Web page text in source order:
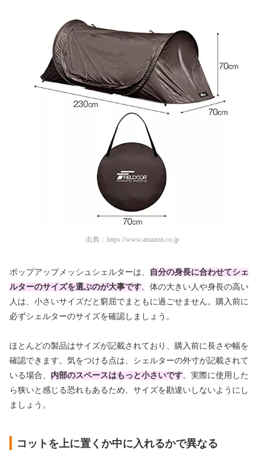
出典： https://www.amazon.co.jp
ポップアップメッシュシェルターは、
自分の身長に合わせてシェ
ルターのサイズを選ぶのが大事です。体の大きい人や身長の高い
人は、小さいサイズだと窮屈でまともに過ごせません。購入前に
必ずシェルターのサイズを確認しましょう。
ほとんどの製品はサイズが記載されており、購入前に長さや幅を
確認できます。気をつける点は、シェルターの外寸が記載されて
いる場合、 内部のスペースはもっと小さいです。実際に使用した
ら狭いと感じる恐れもあるため、サイズを勘違いしないようにし
ましょう。
コットを上に置くか中に入れるかで異なる